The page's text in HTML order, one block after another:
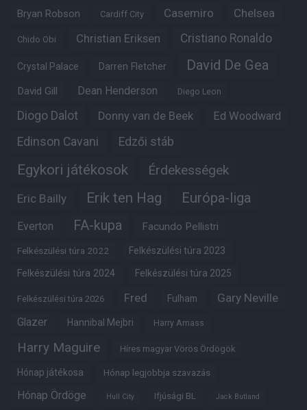
Bryan Robson Cardiff City Casemiro Chelsea
Chido Obi Christian Eriksen Cristiano Ronaldo
Crystal Palace Darren Fletcher David De Gea
David Gill Dean Henderson Diego Leon
Diogo Dalot Donny van de Beek Ed Woodward
Edinson Cavani Edzői stáb
Egykori játékosok Érdekességek
Eric Bailly Erik ten Hag Európa-liga
Everton FA-kupa Facundo Pellistri
Felkészülési túra 2022 Felkészülési túra 2023
Felkészülési túra 2024 Felkészülési túra 2025
Felkészülési túra 2026 Fred Fulham Gary Neville
Glazer Hannibal Mejbri Harry Amass
Harry Maguire Híres magyar Vörös Ördögök
Hónap játékosa Hónap legjobbja szavazás
Hónap Ördöge Hull City Ifjúsági BL Jack Butland